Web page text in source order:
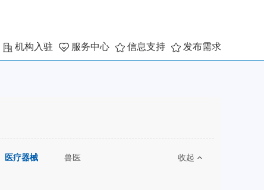
机构入驻 服务中心 信息支持 发布需求
医疗器械
兽医
收起